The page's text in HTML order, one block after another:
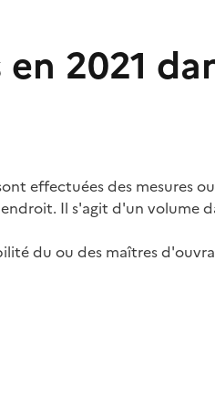
2021
effectuées des mesures
Il s'agit d'un volume
du ou des maîtres